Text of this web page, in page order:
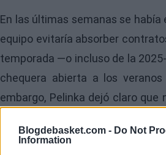
Blogdebasket.com - Do Not
Information
En las últimas semanas se
equipo evitaría absorber
temporada —o incluso de la
chequera abierta a los
embargo, Pelinka dejó claro que
“Si encontramos maneras